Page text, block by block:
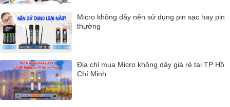
Micro không dây nên sử dụng pin sạc hay pin
thường
Địa chỉ mua Micro không dây giá rẻ tại TP Hồ
Chí Minh